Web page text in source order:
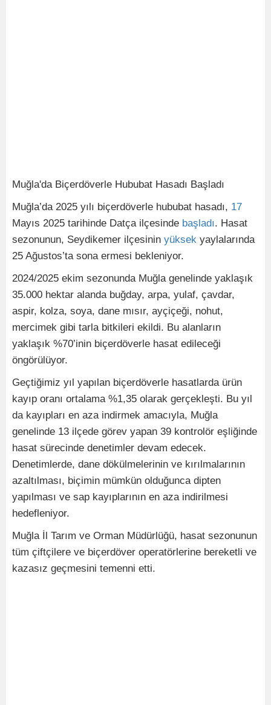
Muğla'da Biçerdöverle Hububat Hasadı Başladı
Muğla’da 2025 yılı biçerdöverle hububat hasadı, 17
Mayıs 2025 tarihinde Datça ilçesinde başladı. Hasat
sezonunun, Seydikemer ilçesinin yüksek yaylalarında
25 Ağustos’ta sona ermesi bekleniyor.
2024/2025 ekim sezonunda Muğla genelinde yaklaşık
35.000 hektar alanda buğday, arpa, yulaf, çavdar,
aspir, kolza, soya, dane mısır, ayçiçeği, nohut,
mercimek gibi tarla bitkileri ekildi. Bu alanların
yaklaşık %70’inin biçerdöverle hasat edileceği
öngörülüyor.
Geçtiğimiz yıl yapılan biçerdöverle hasatlarda ürün
kayıp oranı ortalama %1,35 olarak gerçekleşti. Bu yıl
da kayıpları en aza indirmek amacıyla, Muğla
genelinde 13 ilçede görev yapan 39 kontrolör eşliğinde
hasat sürecinde denetimler devam edecek.
Denetimlerde, dane dökülmelerinin ve kırılmalarının
azaltılması, biçimin mümkün olduğunca dipten
yapılması ve sap kayıplarının en aza indirilmesi
hedefleniyor.
Muğla İl Tarım ve Orman Müdürlüğü, hasat sezonunun
tüm çiftçilere ve biçerdöver operatörlerine bereketli ve
kazasız geçmesini temenni etti.